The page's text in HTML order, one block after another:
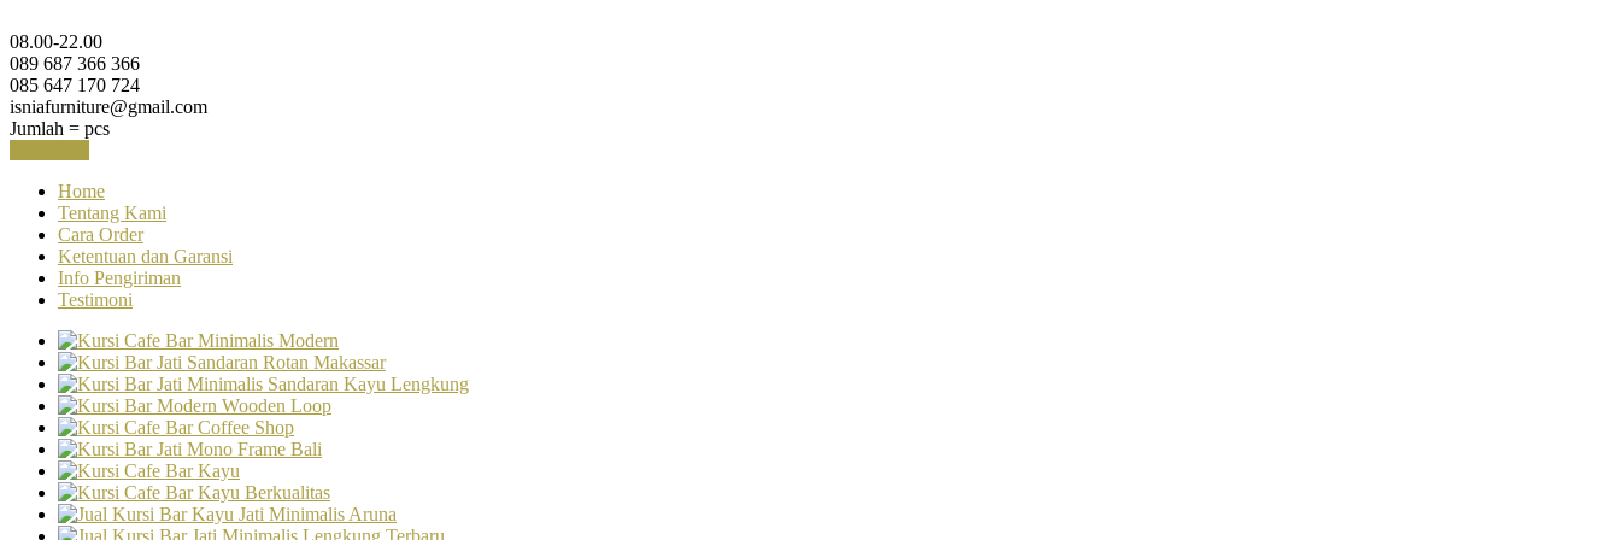
08.00-22.00
089 687 366 366
085 647 170 724
isniafurniture@gmail.com
Jumlah = pcs
Home
Tentang Kami
Cara Order
Ketentuan dan Garansi
Info Pengiriman
Testimoni